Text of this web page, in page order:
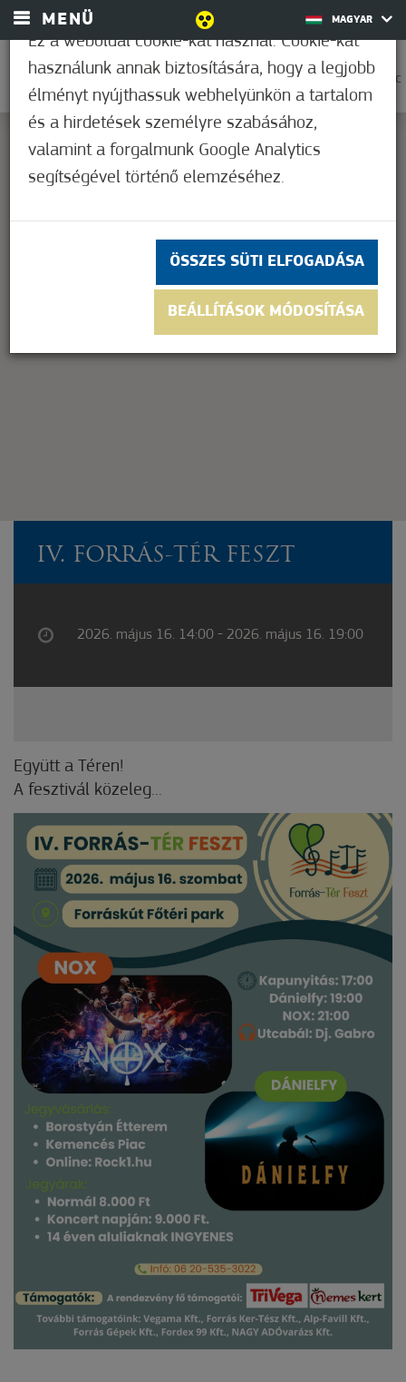
MENÜ MAGYAR
0
28,9°C
This page can't load Google Maps correctly.
Do you own this website? OK
IV. FORRÁS-TÉR FESZT
2026. május 16. 14:00 - 2026. május 16. 19:00
Együtt a Téren!
A fesztivál közeleg...
Ez a weboldal cookie-kat használ. Cookie-kat
használunk annak biztosítására, hogy a legjobb
élményt nyújthassuk webhelyünkön a tartalom
és a hirdetések személyre szabásához,
valamint a forgalmunk Google Analytics
segítségével történő elemzéséhez.
ÖSSZES SÜTI ELFOGADÁSA
BEÁLLÍTÁSOK MÓDOSÍTÁSA